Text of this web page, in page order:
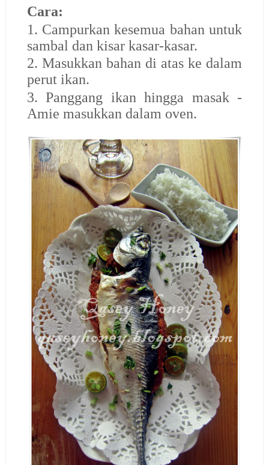
Cara:
1. Campurkan kesemua bahan untuk
sambal dan kisar kasar-kasar.
2. Masukkan bahan di atas ke dalam
perut ikan.
3. Panggang ikan hingga masak -
Amie masukkan dalam oven.